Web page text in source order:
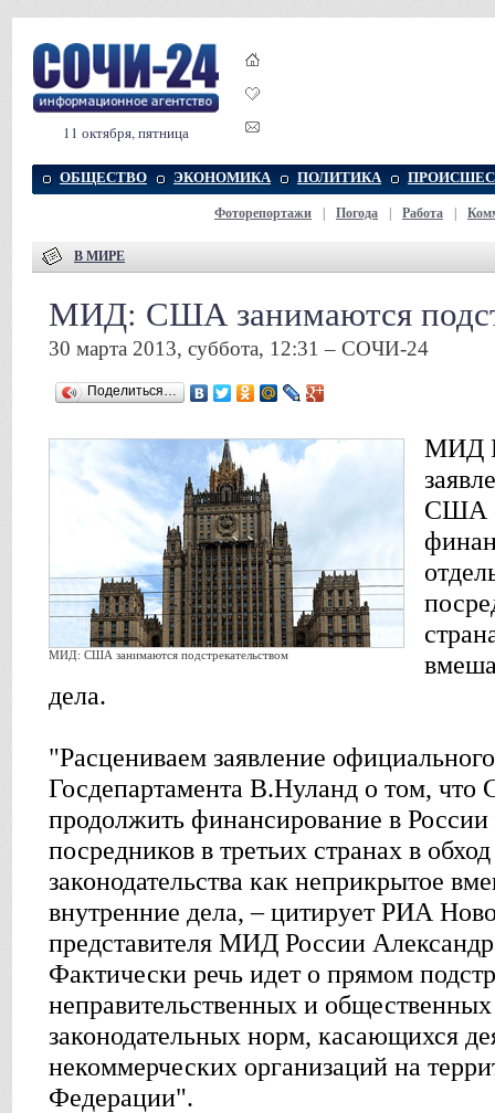
11 октября, пятница
ОБЩЕСТВО ЭКОНОМИКА ПОЛИТИКА
Фоторепортажи Погода Работа
В МИРЕ
МИД: США занимаются
30 марта 2013, суббота, 12:31 – СОЧИ-24
Поделиться…
МИД: США занимаются подстрекательством
МИД
США
дела.
"Расцениваем заявление
Госдепартамента В.Нуланд о том,
продолжить финансирование в
посредников в третьих странах в
законодательства как неприкрытое
внутренние дела, – цитирует РИА
представителя МИД России
Фактически речь идет о прямом
неправительственных и
законодательных норм, касающихся
некоммерческих организаций на
Федерации".